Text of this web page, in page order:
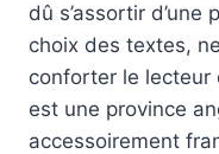
dû s’assortir
choix des textes,
conforter le lecteur
est une province
accessoirement